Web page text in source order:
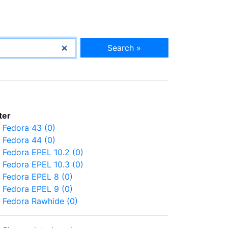
Search »
Fedora 43 (0)
Fedora 44 (0)
Fedora EPEL 10.2 (0)
Fedora EPEL 10.3 (0)
Fedora EPEL 8 (0)
Fedora EPEL 9 (0)
Fedora Rawhide (0)